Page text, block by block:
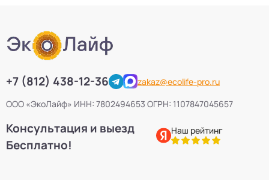
+7 (812) 438-12-36
zakaz@ecolife-pro.ru
ООО «ЭкоЛайф» ИНН: 7802494653 ОГРН: 1107847045657
Консультация и выезд
Бесплатно!
Наш рейтинг